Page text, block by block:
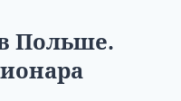
Польше.